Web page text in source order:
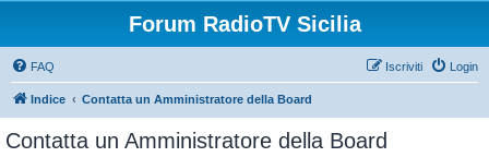
Forum RadioTV Sicilia
FAQ Login
Iscriviti
Indice Contatta un Amministratore della Board
Contatta un Amministratore della Board